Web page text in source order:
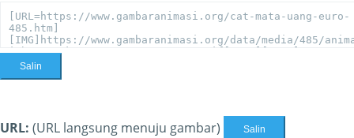
Salin
URL: (URL langsung menuju gambar) Salin